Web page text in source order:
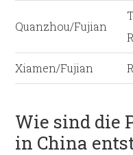
Quanzhou/Fujian
Xiamen/Fujian
Wie sind die
in China